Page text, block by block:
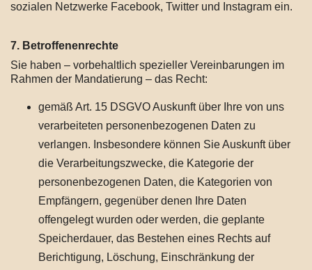
sozialen Netzwerke Facebook, Twitter und Instagram ein.
7. Betroffenenrechte
Sie haben – vorbehaltlich spezieller Vereinbarungen im
Rahmen der Mandatierung – das Recht:
gemäß Art. 15 DSGVO Auskunft über Ihre von uns
verarbeiteten personenbezogenen Daten zu
verlangen. Insbesondere können Sie Auskunft über
die Verarbeitungszwecke, die Kategorie der
personenbezogenen Daten, die Kategorien von
Empfängern, gegenüber denen Ihre Daten
offengelegt wurden oder werden, die geplante
Speicherdauer, das Bestehen eines Rechts auf
Berichtigung, Löschung, Einschränkung der